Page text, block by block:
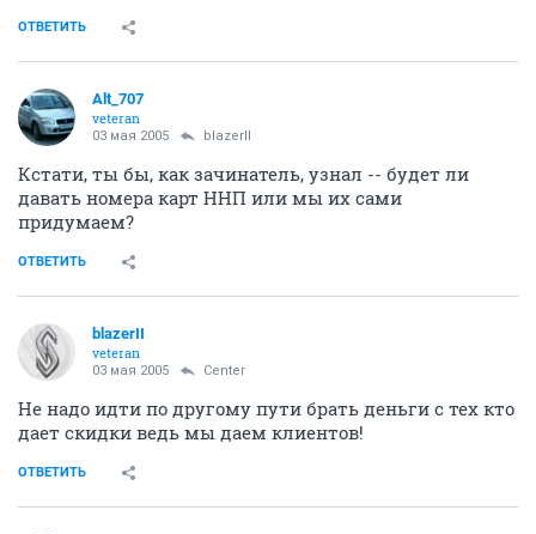
ОТВЕТИТЬ
Alt_707
veteran
03 мая 2005 blazerII
Кстати, ты бы, как зачинатель, узнал -- будет ли
давать номера карт ННП или мы их сами
придумаем?
ОТВЕТИТЬ
blazerII
veteran
03 мая 2005 Center
Не надо идти по другому пути брать деньги с тех кто
дает скидки ведь мы даем клиентов!
ОТВЕТИТЬ